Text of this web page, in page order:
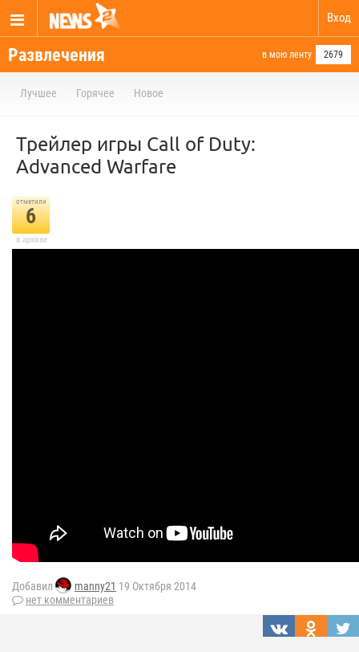
Вход
Развлечения в мою ленту 2679
Лучшее Горячее Новое
Трейлер игры Call of Duty:
Advanced Warfare
отметили
6
в архиве
Добавил manny21 19 Октября 2014
нет комментариев